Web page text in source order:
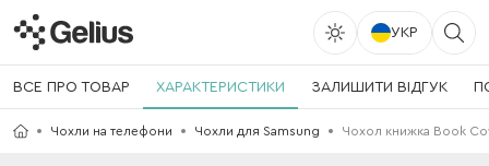
УКР
ВСЕ ПРО ТОВАР ХАРАКТЕРИСТИКИ ЗАЛИШИТИ ВІДГУК
Чохли на телефони Чохли для Samsung Чохол книжка Book